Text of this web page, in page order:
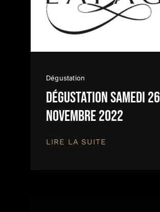
Dégustation
Dégustation samedi 26
Novembre 2022
LIRE LA SUITE